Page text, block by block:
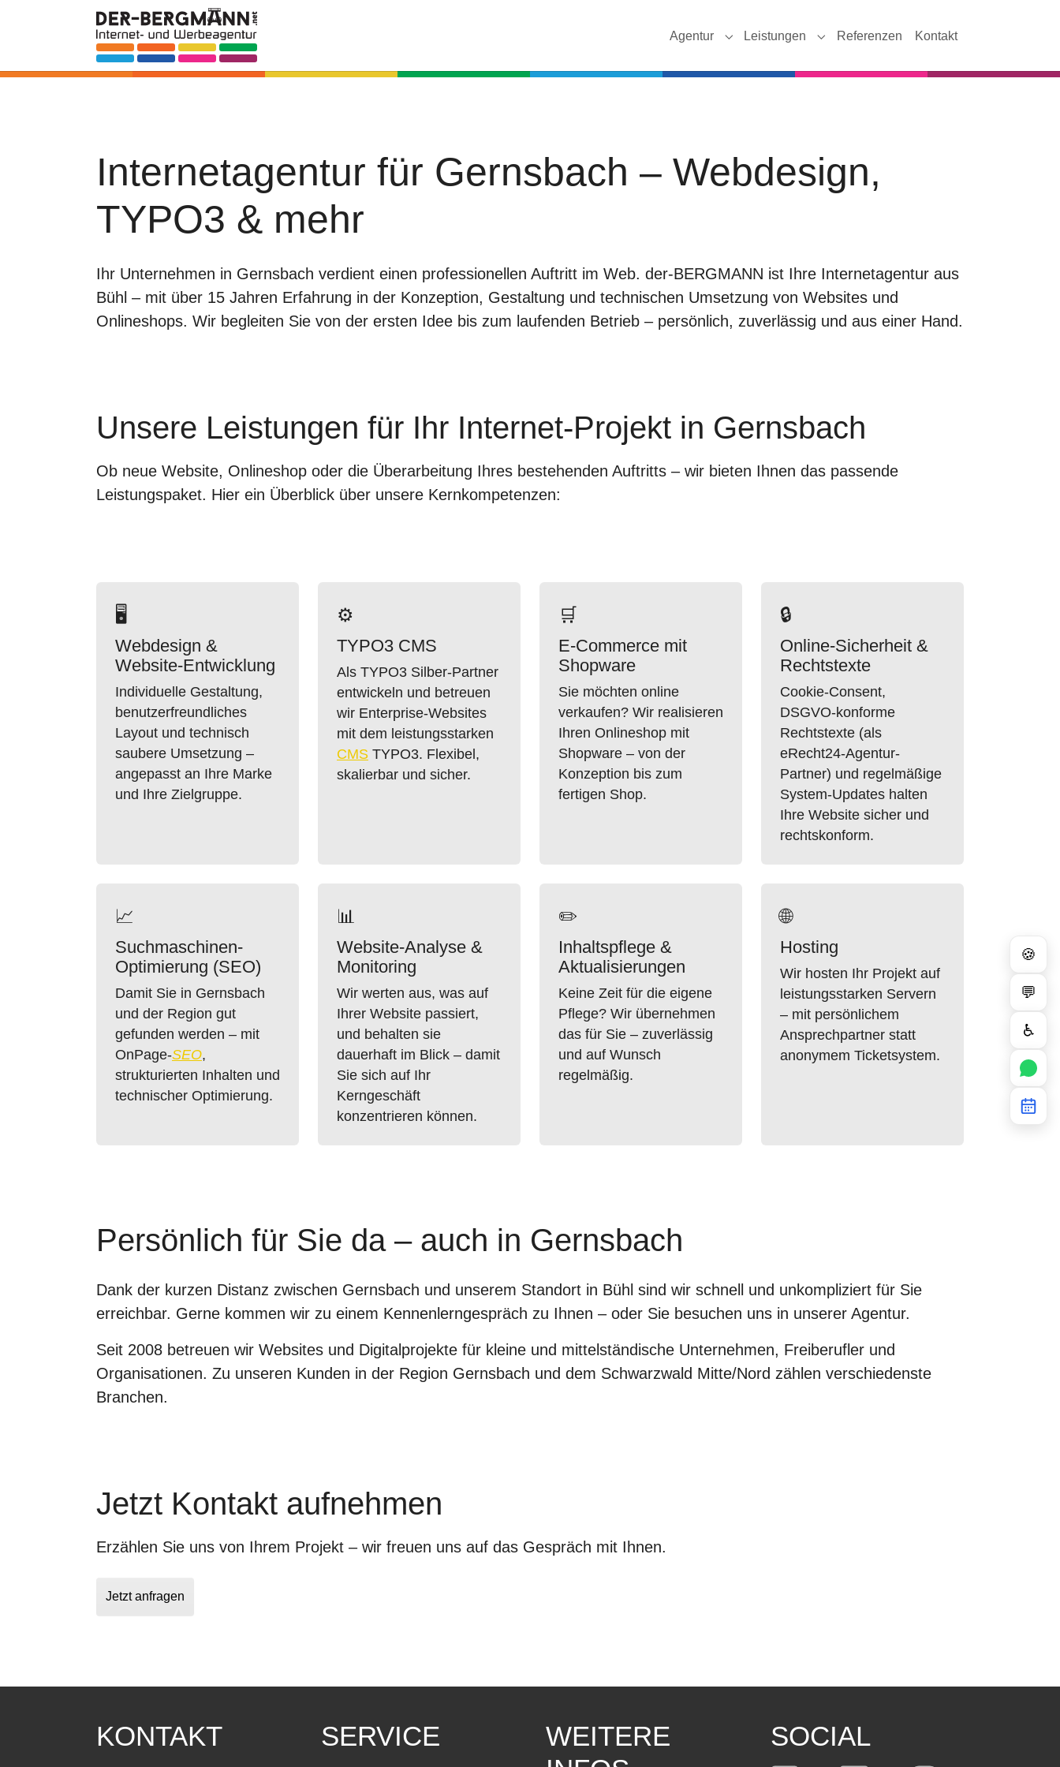
Skip to main navigation
Zum Hauptinhalt springen
Skip to page footer
Agentur
Submenu for "Agentur"
Leistungen
Submenu for "Leistungen"
Referenzen Kontakt
Internetagentur für Gernsbach – Webdesign,
TYPO3 & mehr
Ihr Unternehmen in Gernsbach verdient einen professionellen Auftritt im Web. der-BERGMANN ist Ihre Internetagentur aus
Bühl – mit über 15 Jahren Erfahrung in der Konzeption, Gestaltung und technischen Umsetzung von Websites und
Onlineshops. Wir begleiten Sie von der ersten Idee bis zum laufenden Betrieb – persönlich, zuverlässig und aus einer Hand.
Unsere Leistungen für Ihr Internet-Projekt in Gernsbach
Ob neue Website, Onlineshop oder die Überarbeitung Ihres bestehenden Auftritts – wir bieten Ihnen das passende
Leistungspaket. Hier ein Überblick über unsere Kernkompetenzen:
🖥
Webdesign &
Website-Entwicklung
Individuelle Gestaltung,
benutzerfreundliches
Layout und technisch
saubere Umsetzung –
angepasst an Ihre Marke
und Ihre Zielgruppe.
⚙️
TYPO3 CMS
Als TYPO3 Silber-Partner
entwickeln und betreuen
wir Enterprise-Websites
mit dem leistungsstarken
CMS TYPO3. Flexibel,
skalierbar und sicher.
🛒
E-Commerce mit
Shopware
Sie möchten online
verkaufen? Wir realisieren
Ihren Onlineshop mit
Shopware – von der
Konzeption bis zum
fertigen Shop.
🔒
Online-Sicherheit &
Rechtstexte
Cookie-Consent,
DSGVO-konforme
Rechtstexte (als
eRecht24-Agentur-
Partner) und regelmäßige
System-Updates halten
Ihre Website sicher und
rechtskonform.
📈
Suchmaschinen-
Optimierung (SEO)
Damit Sie in Gernsbach
und der Region gut
gefunden werden – mit
OnPage-SEO,
strukturierten Inhalten und
technischer Optimierung.
📊
Website-Analyse &
Monitoring
Wir werten aus, was auf
Ihrer Website passiert,
und behalten sie
dauerhaft im Blick – damit
Sie sich auf Ihr
Kerngeschäft
konzentrieren können.
✏️
Inhaltspflege &
Aktualisierungen
Keine Zeit für die eigene
Pflege? Wir übernehmen
das für Sie – zuverlässig
und auf Wunsch
regelmäßig.
🌐
Hosting
Wir hosten Ihr Projekt auf
leistungsstarken Servern
– mit persönlichem
Ansprechpartner statt
anonymem Ticketsystem.
Persönlich für Sie da – auch in Gernsbach
Dank der kurzen Distanz zwischen Gernsbach und unserem Standort in Bühl sind wir schnell und unkompliziert für Sie
erreichbar. Gerne kommen wir zu einem Kennenlerngespräch zu Ihnen – oder Sie besuchen uns in unserer Agentur.
Seit 2008 betreuen wir Websites und Digitalprojekte für kleine und mittelständische Unternehmen, Freiberufler und
Organisationen. Zu unseren Kunden in der Region Gernsbach und dem Schwarzwald Mitte/Nord zählen verschiedenste
Branchen.
Jetzt Kontakt aufnehmen
Erzählen Sie uns von Ihrem Projekt – wir freuen uns auf das Gespräch mit Ihnen.
Jetzt anfragen
KONTAKT SERVICE
WEITERE
SOCIAL
🍪
💬
♿